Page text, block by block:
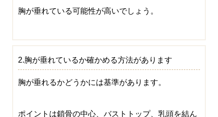
胸が垂れている可能性が高いでしょう。
2.胸が垂れているか確かめる方法があります
胸が垂れるかどうかには基準があります。
ポイントは鎖骨の中心、バストトップ、乳頭を結ん